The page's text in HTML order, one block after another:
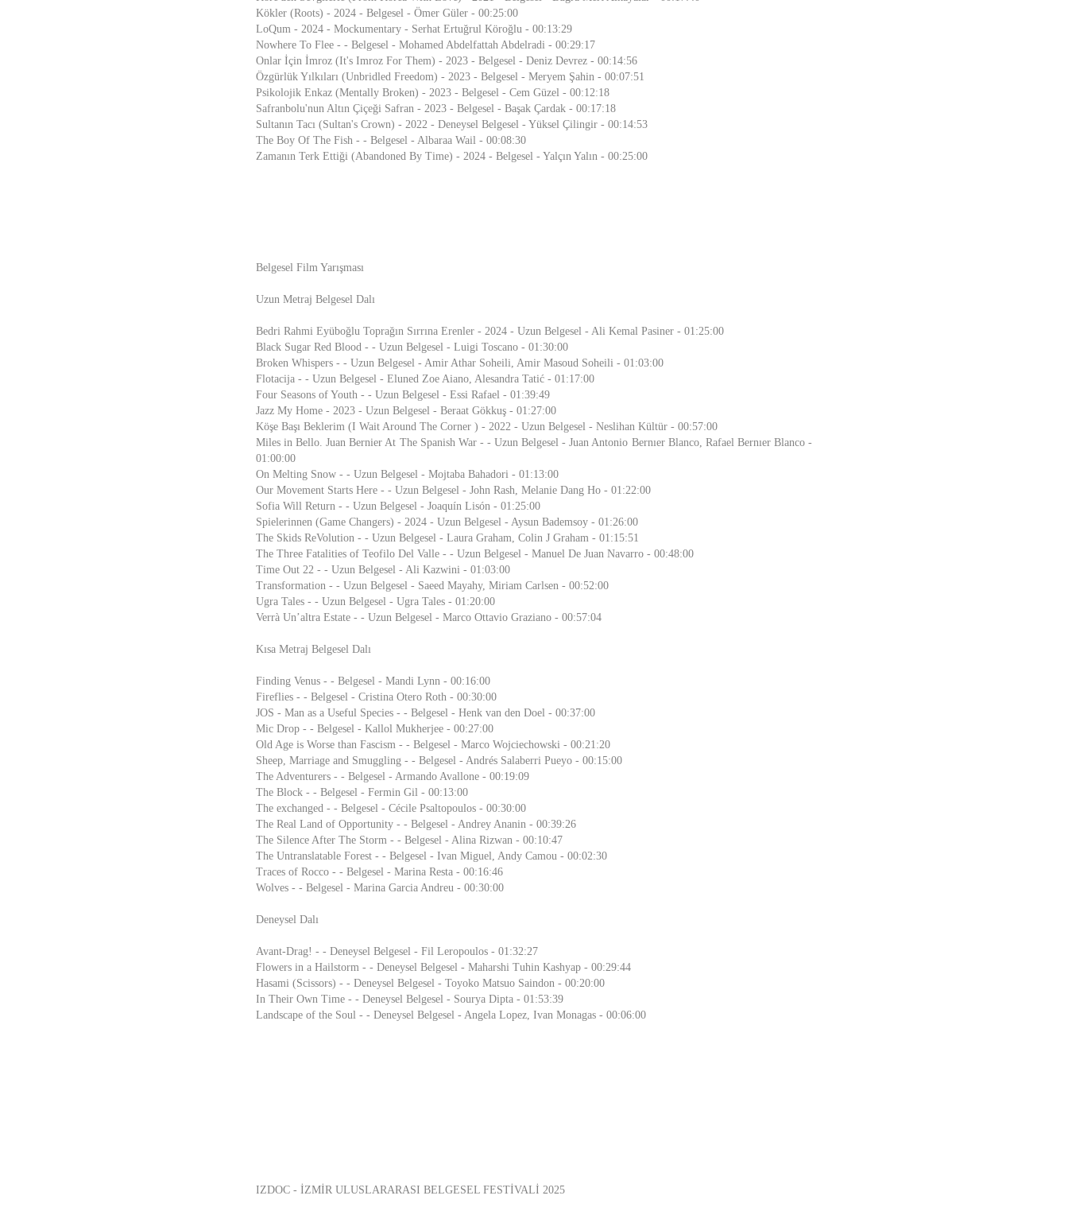
Kökler (Roots) - 2024 - Belgesel - Ömer Güler - 00:25:00
LoQum - 2024 - Mockumentary - Serhat Ertuğrul Köroğlu - 00:13:29
Nowhere To Flee - - Belgesel - Mohamed Abdelfattah Abdelradi - 00:29:17
Onlar İçin İmroz (It's Imroz For Them) - 2023 - Belgesel - Deniz Devrez - 00:14:56
Özgürlük Yılkıları (Unbridled Freedom) - 2023 - Belgesel - Meryem Şahin - 00:07:51
Psikolojik Enkaz (Mentally Broken) - 2023 - Belgesel - Cem Güzel - 00:12:18
Safranbolu'nun Altın Çiçeği Safran - 2023 - Belgesel - Başak Çardak - 00:17:18
Sultanın Tacı (Sultan's Crown) - 2022 - Deneysel Belgesel - Yüksel Çilingir - 00:14:53
The Boy Of The Fish - - Belgesel - Albaraa Wail - 00:08:30
Zamanın Terk Ettiği (Abandoned By Time) - 2024 - Belgesel - Yalçın Yalın - 00:25:00
Belgesel Film Yarışması
Uzun Metraj Belgesel Dalı
Bedri Rahmi Eyüboğlu Toprağın Sırrına Erenler - 2024 - Uzun Belgesel - Ali Kemal Pasiner - 01:25:00
Black Sugar Red Blood - - Uzun Belgesel - Luigi Toscano - 01:30:00
Broken Whispers - - Uzun Belgesel - Amir Athar Soheili, Amir Masoud Soheili - 01:03:00
Flotacija - - Uzun Belgesel - Eluned Zoe Aiano, Alesandra Tatić - 01:17:00
Four Seasons of Youth - - Uzun Belgesel - Essi Rafael - 01:39:49
Jazz My Home - 2023 - Uzun Belgesel - Beraat Gökkuş - 01:27:00
Köşe Başı Beklerim (I Wait Around The Corner ) - 2022 - Uzun Belgesel - Neslihan Kültür - 00:57:00
Miles in Bello. Juan Bernier At The Spanish War - - Uzun Belgesel - Juan Antonio Bernıer Blanco, Rafael Bernıer Blanco -
01:00:00
On Melting Snow - - Uzun Belgesel - Mojtaba Bahadori - 01:13:00
Our Movement Starts Here - - Uzun Belgesel - John Rash, Melanie Dang Ho - 01:22:00
Sofia Will Return - - Uzun Belgesel - Joaquín Lisón - 01:25:00
Spielerinnen (Game Changers) - 2024 - Uzun Belgesel - Aysun Bademsoy - 01:26:00
The Skids ReVolution - - Uzun Belgesel - Laura Graham, Colin J Graham - 01:15:51
The Three Fatalities of Teofilo Del Valle - - Uzun Belgesel - Manuel De Juan Navarro - 00:48:00
Time Out 22 - - Uzun Belgesel - Ali Kazwini - 01:03:00
Transformation - - Uzun Belgesel - Saeed Mayahy, Miriam Carlsen - 00:52:00
Ugra Tales - - Uzun Belgesel - Ugra Tales - 01:20:00
Verrà Un’altra Estate - - Uzun Belgesel - Marco Ottavio Graziano - 00:57:04
Kısa Metraj Belgesel Dalı
Finding Venus - - Belgesel - Mandi Lynn - 00:16:00
Fireflies - - Belgesel - Cristina Otero Roth - 00:30:00
JOS - Man as a Useful Species - - Belgesel - Henk van den Doel - 00:37:00
Mic Drop - - Belgesel - Kallol Mukherjee - 00:27:00
Old Age is Worse than Fascism - - Belgesel - Marco Wojciechowski - 00:21:20
Sheep, Marriage and Smuggling - - Belgesel - Andrés Salaberri Pueyo - 00:15:00
The Adventurers - - Belgesel - Armando Avallone - 00:19:09
The Block - - Belgesel - Fermin Gil - 00:13:00
The exchanged - - Belgesel - Cécile Psaltopoulos - 00:30:00
The Real Land of Opportunity - - Belgesel - Andrey Ananin - 00:39:26
The Silence After The Storm - - Belgesel - Alina Rizwan - 00:10:47
The Untranslatable Forest - - Belgesel - Ivan Miguel, Andy Camou - 00:02:30
Traces of Rocco - - Belgesel - Marina Resta - 00:16:46
Wolves - - Belgesel - Marina Garcia Andreu - 00:30:00
Deneysel Dalı
Avant-Drag! - - Deneysel Belgesel - Fil Leropoulos - 01:32:27
Flowers in a Hailstorm - - Deneysel Belgesel - Maharshi Tuhin Kashyap - 00:29:44
Hasami (Scissors) - - Deneysel Belgesel - Toyoko Matsuo Saindon - 00:20:00
In Their Own Time - - Deneysel Belgesel - Sourya Dipta - 01:53:39
Landscape of the Soul - - Deneysel Belgesel - Angela Lopez, Ivan Monagas - 00:06:00
IZDOC - İZMİR ULUSLARARASI BELGESEL FESTİVALİ 2025